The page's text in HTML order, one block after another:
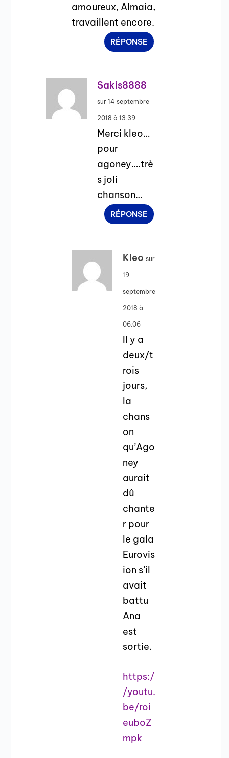
amoureux, Almaia,
travaillent encore.
RÉPONSE
Sakis8888
sur 14 septembre
2018 à 13:39
Merci kleo…
pour
agoney….trè
s joli
chanson…
RÉPONSE
Kleo sur
19
septembre
2018 à
06:06
Il y a
deux/t
rois
jours,
la
chans
on
qu’Ago
ney
aurait
dû
chante
r pour
le gala
Eurovis
ion s’il
avait
battu
Ana
est
sortie.
https:/
/youtu.
be/roi
euboZ
mpk